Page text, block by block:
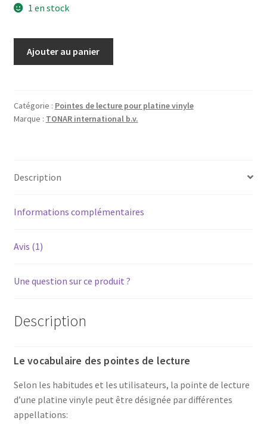
1 en stock
514
-
lecture
110
vinyle
disque
Ajouter au panier
Catégorie : Pointes de lecture pour platine vinyle
Marque : TONAR international b.v.
Description
Informations complémentaires
Avis (1)
Une question sur ce produit ?
Description
Le vocabulaire des pointes de lecture
Selon les habitudes et les utilisateurs, la pointe de lecture
d’une platine vinyle peut être désignée par différentes
appellations: